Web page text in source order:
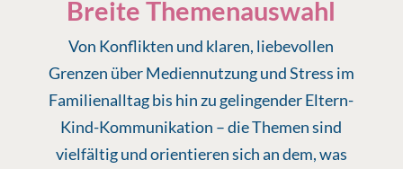
Breite Themenauswahl
Von Konflikten und klaren, liebevollen
Grenzen über Mediennutzung und Stress im
Familienalltag bis hin zu gelingender Eltern-
Kind-Kommunikation – die Themen sind
vielfältig und orientieren sich an dem, was